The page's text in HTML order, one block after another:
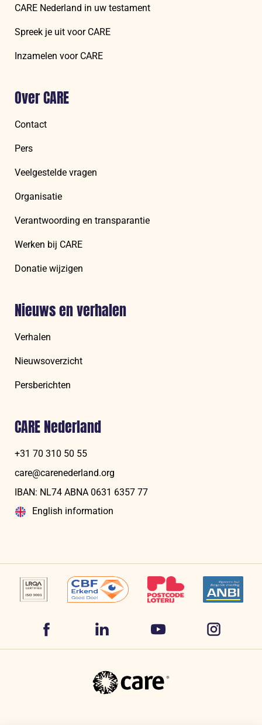
CARE Nederland in uw testament
Spreek je uit voor CARE
Inzamelen voor CARE
Over CARE
Contact
Pers
Veelgestelde vragen
Organisatie
Verantwoording en transparantie
Werken bij CARE
Donatie wijzigen
Nieuws en verhalen
Verhalen
Nieuwsoverzicht
Persberichten
CARE Nederland
+31 70 310 50 55
care@carenederland.org
IBAN: NL74 ABNA 06‍31 6‍357‍ 77
English information
op
LinkedIn
op
YouTube